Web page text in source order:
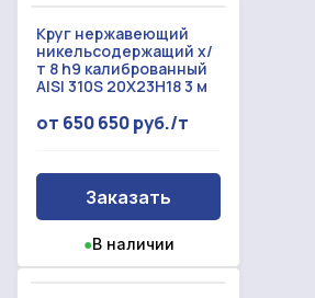
Круг нержавеющий
никельсодержащий х/
т 8 h9 калиброванный
AISI 310S 20Х23Н18 3 м
от 650 650 руб./т
Заказать
●В наличии